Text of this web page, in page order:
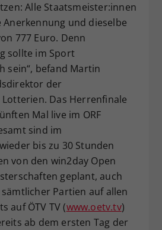
Alle Staatsmeister:innen
und dieselbe
777 Euro. Denn
sollte im Sport
sein“, befand Martin
der
Das Herrenfinale
Mal live im ORF
sind im
bis zu 30 Stunden
von den win2day Open
geplant, auch
Partien auf allen
auf ÖTV TV (www.oetv.tv)
ab dem ersten Tag der